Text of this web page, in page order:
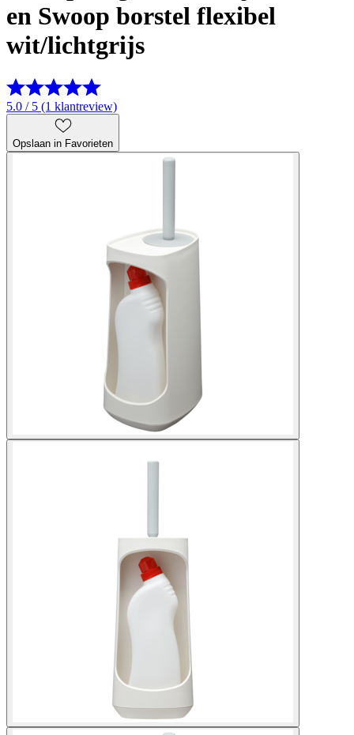
en Swoop borstel flexibel
wit/lichtgrijs
5.0 / 5 (1 klantreview)
Opslaan in Favorieten